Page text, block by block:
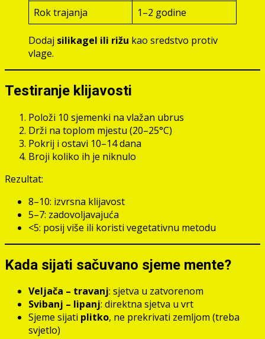
Rok trajanja
1–2 godine
Dodaj silikagel ili rižu kao sredstvo protiv
vlage.
Testiranje klijavosti
Položi 10 sjemenki na vlažan ubrus
Drži na toplom mjestu (20–25°C)
Pokrij i ostavi 10–14 dana
Broji koliko ih je niknulo
Rezultat:
8–10: izvrsna klijavost
5–7: zadovoljavajuća
<5: posij više ili koristi vegetativnu metodu
Kada sijati sačuvano sjeme mente?
Veljača – travanj: sjetva u zatvorenom
Svibanj – lipanj: direktna sjetva u vrt
Sjeme sijati plitko, ne prekrivati zemljom (treba
svjetlo)